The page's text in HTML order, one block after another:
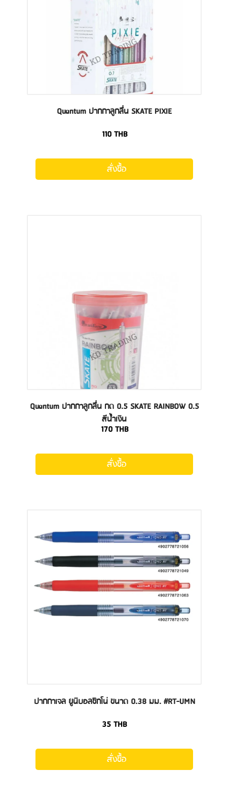
Quantum ปากกาลูกลื่น SKATE PIXIE
110 THB
สั่งซื้อ
Quantum ปากกาลูกลื่น กด 0.5 SKATE RAINBOW 0.5
สีน้ำเงิน
170 THB
สั่งซื้อ
ปากกาเจล ยูนิบอลซิกโน่ ขนาด 0.38 มม. #RT-UMN
35THB
สั่งซื้อ